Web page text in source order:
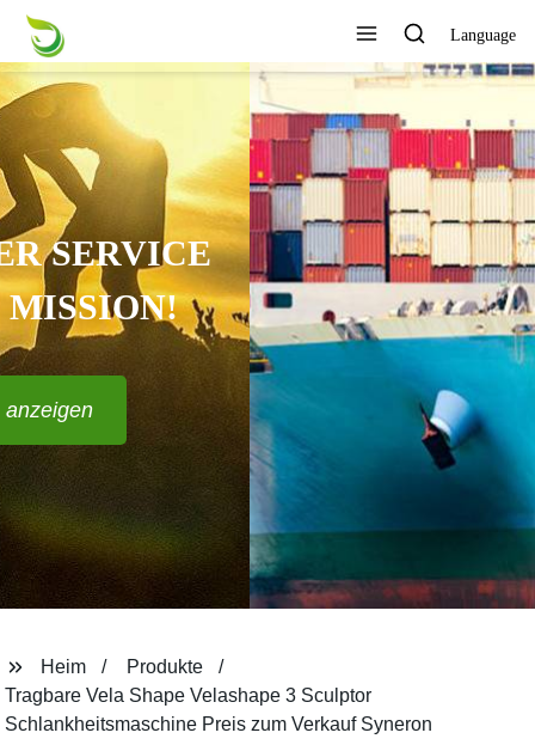
Language
KANN VERSCHIEDENE
DESIGNS UND STILE
ANPASSEN?
Alle Produkte anzeigen
Heim
Produkte
Tragbare Vela Shape Velashape 3 Sculptor
Schlankheitsmaschine Preis zum Verkauf Syneron